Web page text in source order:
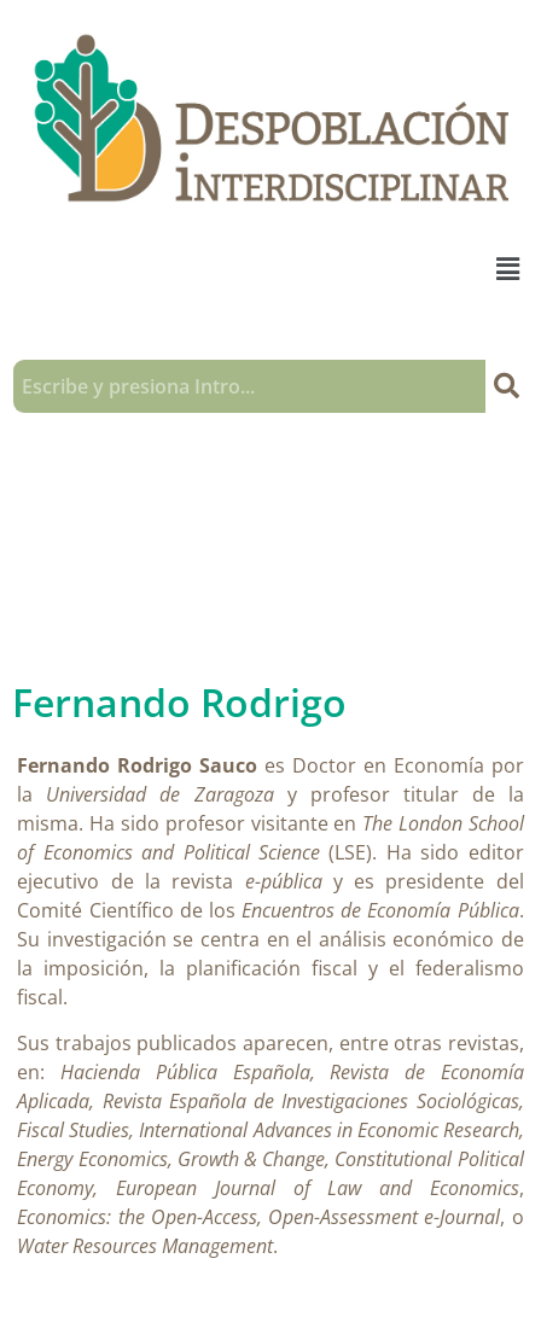
Fernando Rodrigo
Fernando Rodrigo Sauco es Doctor en Economía por
la Universidad de Zaragozay profesor titular de la
misma. Ha sido profesor visitante en The London School
of Economics and Political Science (LSE). Ha sido editor
ejecutivo de la revista e-pública y es presidente del
Comité Científico de losEncuentros de Economía Pública.
Su investigación se centra en el análisis económico de
la imposición, la planificación fiscal y el federalismo
fiscal.
Sus trabajos publicados aparecen, entre otras revistas,
en:Hacienda Pública Española, Revista de Economía
Aplicada, Revista Española de Investigaciones Sociológicas,
Fiscal Studies, International Advances in Economic Research,
Energy Economics, Growth & Change, Constitutional Political
Economy, European Journal of Law and Economics,
Economics: the Open-Access, Open-Assessment e-Journal, o
Water Resources Management.